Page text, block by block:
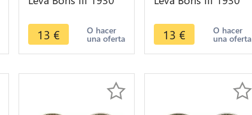
offer
13 € O hacer
una oferta
offer
13 € O hacer
una oferta